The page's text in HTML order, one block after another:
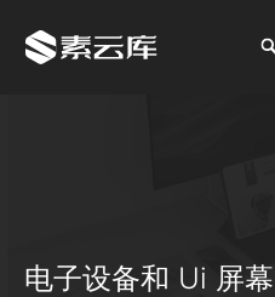
电子设备和 Ui 屏